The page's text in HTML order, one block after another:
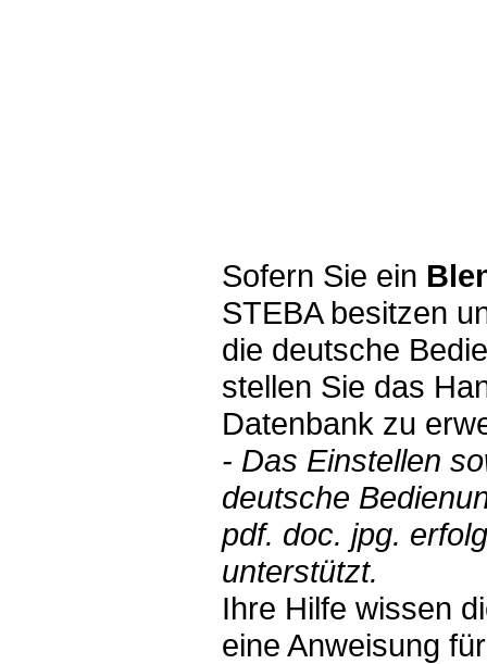
Sofern Sie ein
STEBA besitzen
die deutsche
stellen Sie das
Datenbank zu
- Das Einstellen
deutsche
pdf. doc. jpg.
unterstützt.
Ihre Hilfe wissen
eine Anweisung